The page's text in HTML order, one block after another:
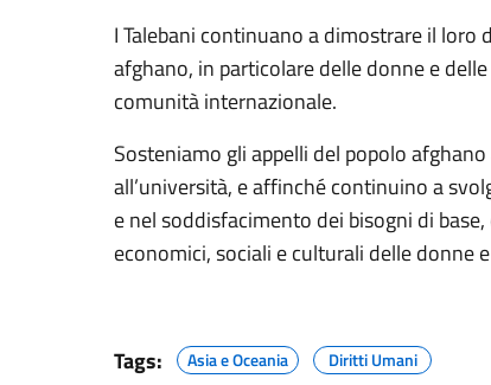
I Talebani continuano a dimostrare il loro
afghano, in particolare delle donne e
comunità internazionale.
Sosteniamo gli appelli del popolo
all’università, e affinché continuino a
e nel soddisfacimento dei bisogni di
economici, sociali e culturali delle donne
Tags: Asia e Oceania Diritti Umani